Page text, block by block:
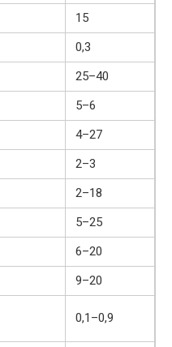
15
0,3
25–40
5–6
4–27
2–3
2–18
5–25
6–20
9–20
0,1–0,9